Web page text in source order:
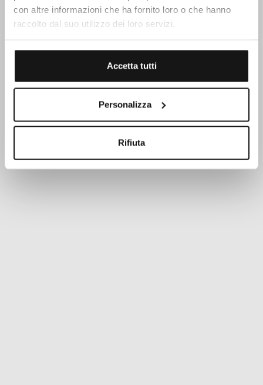
con altre informazioni che ha fornito loro o che hanno
raccolto dal suo utilizzo dei loro servizi.
Accetta tutti
Personalizza
Rifiuta